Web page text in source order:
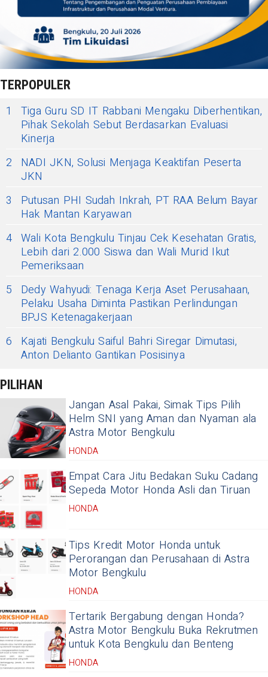
TERPOPULER
1
Tiga Guru SD IT Rabbani Mengaku Diberhentikan,
Pihak Sekolah Sebut Berdasarkan Evaluasi
Kinerja
2
NADI JKN, Solusi Menjaga Keaktifan Peserta
JKN
3
Putusan PHI Sudah Inkrah, PT RAA Belum Bayar
Hak Mantan Karyawan
4 Wali Kota Bengkulu Tinjau Cek Kesehatan Gratis,
Lebih dari 2.000 Siswa dan Wali Murid Ikut
Pemeriksaan
5
Dedy Wahyudi: Tenaga Kerja Aset Perusahaan,
Pelaku Usaha Diminta Pastikan Perlindungan
BPJS Ketenagakerjaan
6
Kajati Bengkulu Saiful Bahri Siregar Dimutasi,
Anton Delianto Gantikan Posisinya
PILIHAN
Jangan Asal Pakai, Simak Tips Pilih
Helm SNI yang Aman dan Nyaman ala
Astra Motor Bengkulu
HONDA
Empat Cara Jitu Bedakan Suku Cadang
Sepeda Motor Honda Asli dan Tiruan
HONDA
Tips Kredit Motor Honda untuk
Perorangan dan Perusahaan di Astra
Motor Bengkulu
HONDA
Tertarik Bergabung dengan Honda?
Astra Motor Bengkulu Buka Rekrutmen
untuk Kota Bengkulu dan Benteng
HONDA